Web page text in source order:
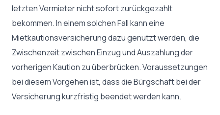
letzten Vermieter nicht sofort zurückgezahlt
bekommen. In einem solchen Fall kann eine
Mietkautionsversicherung dazu genutzt werden, die
Zwischenzeit zwischen Einzug und Auszahlung der
vorherigen Kaution zu überbrücken. Voraussetzungen
bei diesem Vorgehen ist, dass die Bürgschaft bei der
Versicherung kurzfristig beendet werden kann.